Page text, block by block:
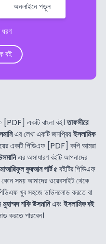
অনলাইনে পড়ুন
ধরণ
বই
[PDF] একটি বাংলা বই।তাফসীরে
এর লেখা একটি জনপ্রিয়ইসলামিক
একটি পিডিএফ [PDF] কপি আমরা
এর অসাধারণ বইটি আপনাদের
কুরআন পার্ট ৫বইটির পিডিএফ
কোন সময় আমাদের ওয়েবসাইট থেকে
খুব সহজে ডাউনলোড করতে বা
মুহাম্মদ শফি উসমানিএবংইসলামিক বই
করতে পারবেন।